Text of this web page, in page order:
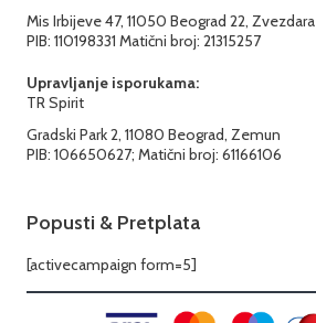
Mis Irbijeve 47, 11050 Beograd 22, Zvezdara
PIB: 110198331 Matični broj: 21315257
Upravljanje isporukama:
TR Spirit
Gradski Park 2, 11080 Beograd, Zemun
PIB: 106650627; Matični broj: 61166106
Popusti & Pretplata
[activecampaign form=5]